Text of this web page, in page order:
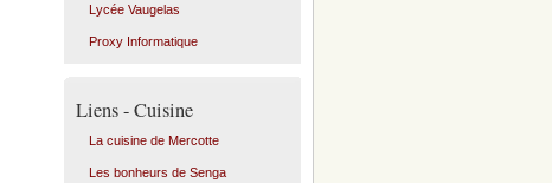
Lycée Vaugelas
Proxy Informatique
Liens - Cuisine
La cuisine de Mercotte
Les bonheurs de Senga